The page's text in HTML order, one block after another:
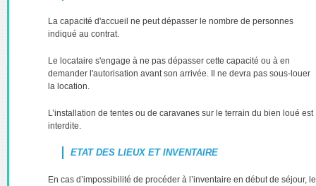
La capacité d'accueil ne peut dépasser le nombre de personnes
indiqué au contrat.
Le locataire s'engage à ne pas dépasser cette capacité ou à en
demander l'autorisation avant son arrivée. Il ne devra pas sous-louer
la location.
L’installation de tentes ou de caravanes sur le terrain du bien loué est
interdite.
ETAT DES LIEUX ET INVENTAIRE
En cas d’impossibilité de procéder à l’inventaire en début de séjour, le